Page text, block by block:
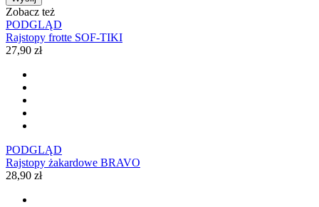
Zobacz też
PODGLĄD
Rajstopy frotte SOF-TIKI
27,90 zł
PODGLĄD
Rajstopy żakardowe BRAVO
28,90 zł